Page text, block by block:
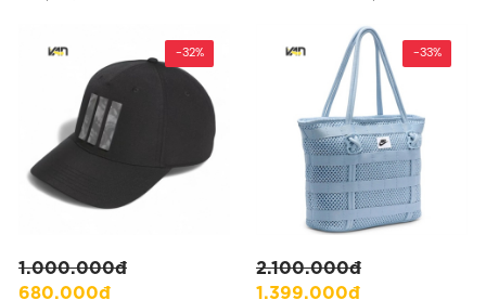
1.000.000đ
680.000đ
-32%
2.100.000đ
1.399.000đ
-33%